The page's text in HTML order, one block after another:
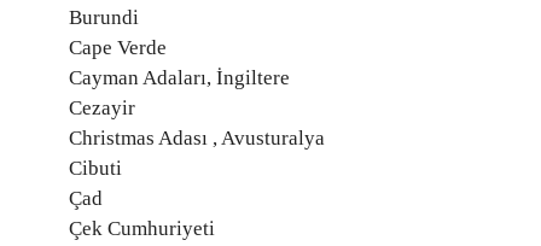
Burundi
Cape Verde
Cayman Adaları, İngiltere
Cezayir
Christmas Adası , Avusturalya
Cibuti
Çad
Çek Cumhuriyeti